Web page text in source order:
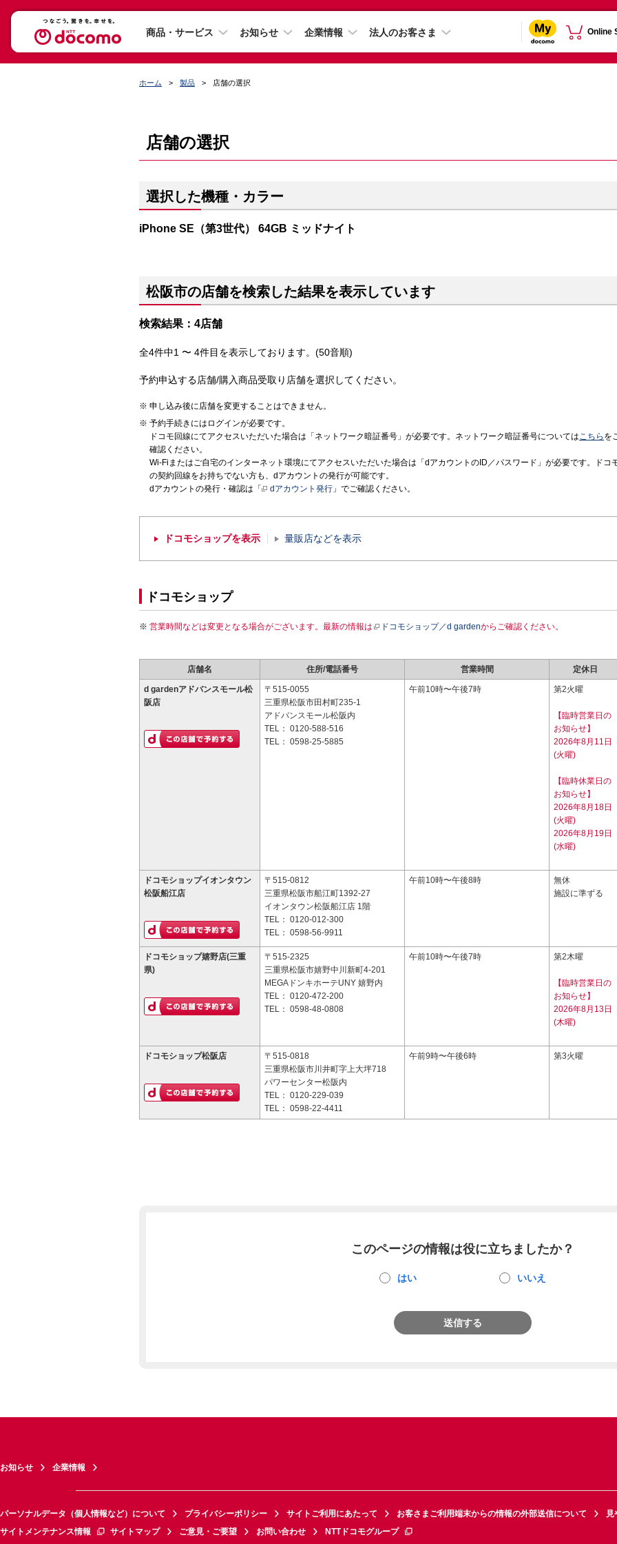
商品・サービス お知らせ 企業情報 法人のお客さま Online
ホーム 製品 店舗の選択
店舗の選択
選択した機種・カラー
iPhone SE（第3世代） 64GB ミッドナイト
松阪市の店舗を検索した結果を表示しています
検索結果：4店舗
全4件中1 〜 4件目を表示しております。(50音順)
予約申込する店舗/購入商品受取り店舗を選択してください。
申し込み後に店舗を変更することはできません。
予約手続きにはログインが必要です。
ドコモ回線にてアクセスいただいた場合は「ネットワーク暗証番号」が必要です。ネットワーク暗証番号についてはこちら を
確認ください。
Wi-Fiまたはご自宅のインターネット環境にてアクセスいただいた場合は「dアカウントのID／パスワード」が必要です。ドコ
の契約回線をお持ちでない方も、dアカウントの発行が可能です。
dアカウントの発行・確認は「
dアカウント発行 」でご確認ください。
ドコモショップを表示 量販店などを表示
ドコモショップ
営業時間などは変更となる場合がございます。最新の情報は ドコモショップ／d gardenからご確認ください。
店舗名 住所/電話番号 営業時間 定休日
d gardenアドバンスモール松
阪店
〒515-0055
三重県松阪市田村町235-1
アドバンスモール松阪内
TEL： 0120-588-516
TEL： 0598-25-5885
午前10時〜午後7時 第2火曜
【臨時営業日の
お知らせ】
2026年8月11日
(火曜)
【臨時休業日の
お知らせ】
2026年8月18日
(火曜)
2026年8月19日
(水曜)
ドコモショップイオンタウン
松阪船江店
〒515-0812
三重県松阪市船江町1392-27
イオンタウン松阪船江店 1階
TEL： 0120-012-300
TEL： 0598-56-9911
午前10時〜午後8時
無休
施設に準ずる
ドコモショップ嬉野店(三重
県)
〒515-2325
三重県松阪市嬉野中川新町4-201
MEGAドンキホーテUNY 嬉野内
TEL： 0120-472-200
TEL： 0598-48-0808
午前10時〜午後7時 第2木曜
【臨時営業日の
お知らせ】
2026年8月13日
(木曜)
ドコモショップ松阪店
〒515-0818
三重県松阪市川井町字上大坪718
パワーセンター松阪内
TEL： 0120-229-039
TEL： 0598-22-4411
午前9時〜午後6時 第3火曜
このページの情報は役に立ちましたか？
はい いいえ
送信する
お知らせ 企業情報
パーソナルデータ（個人情報など）について プライバシーポリシー サイトご利用にあたって お客さまご利用端末からの情報の外部送信について
見
サイトメンテナンス情報
サイトマップ ご意見・ご要望 お問い合わせ NTTドコモグループ